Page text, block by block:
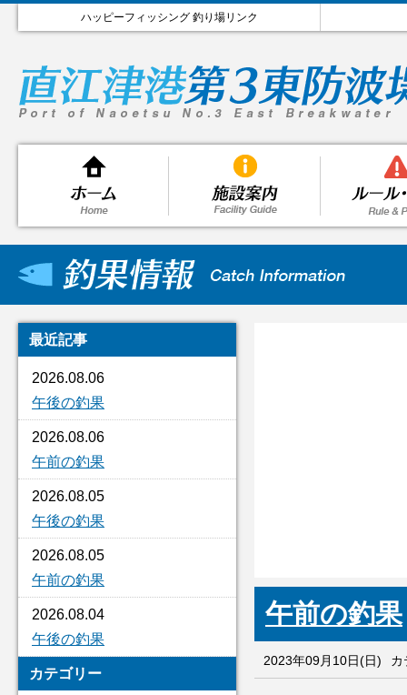
ハッピーフィッシング 釣り場リンク
最近記事
2026.08.06
午後の釣果
2026.08.06
午前の釣果
2026.08.05
午後の釣果
2026.08.05
午前の釣果
2026.08.04
午後の釣果
カテゴリー
午前の釣果
2023年09月10日(日) カ